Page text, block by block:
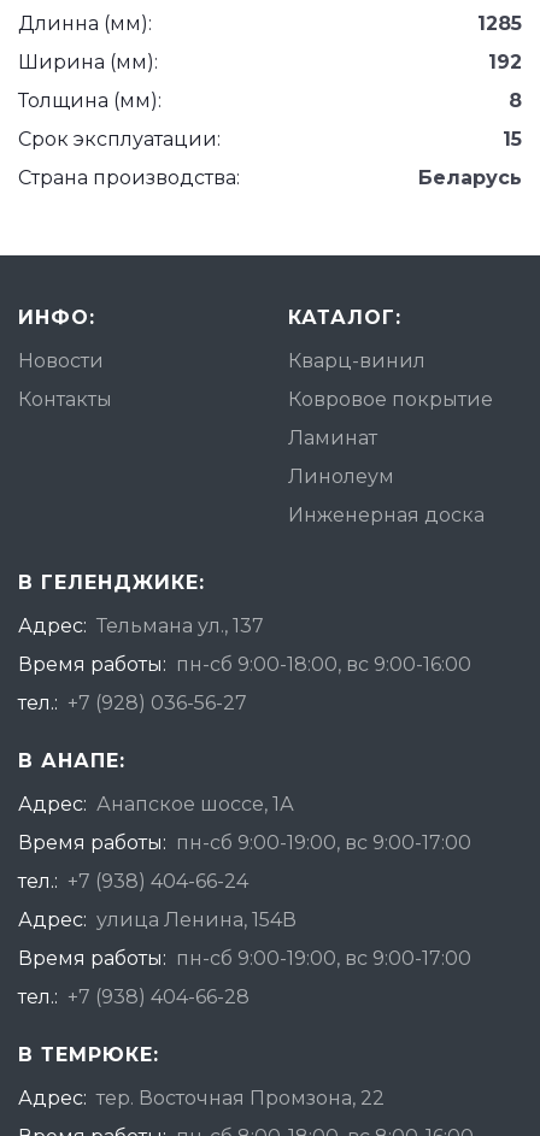
Длинна (мм):
1285
Ширина (мм):
192
Толщина (мм):
8
Срок эксплуатации:
15
Страна производства:
Беларусь
ИНФО:
Новости
Контакты
КАТАЛОГ:
Кварц-винил
Ковровое покрытие
Ламинат
Линолеум
Инженерная доска
В ГЕЛЕНДЖИКЕ:
Адрес: Тельмана ул., 137
Время работы: пн-сб 9:00-18:00, вс 9:00-16:00
тел.: +7 (928) 036-56-27
В АНАПЕ:
Адрес: Анапское шоссе, 1А
Время работы: пн-сб 9:00-19:00, вс 9:00-17:00
тел.: +7 (938) 404-66-24
Адрес: улица Ленина, 154В
Время работы: пн-сб 9:00-19:00, вс 9:00-17:00
тел.: +7 (938) 404-66-28
В ТЕМРЮКЕ:
Адрес: тер. Восточная Промзона, 22